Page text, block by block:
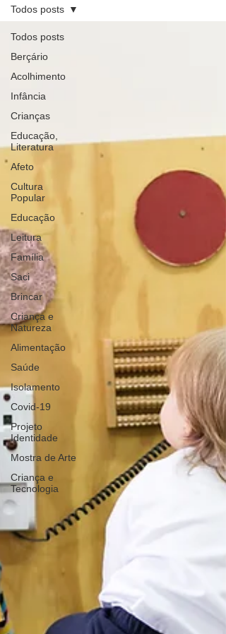
Todos posts
Berçário
Acolhimento
Infância
Crianças
Educação,
Literatura
Afeto
Cultura
Popular
Educação
Leitura
Família
Saci
Brincar
Criança e
Natureza
Alimentação
Saúde
Isolamento
Covid-19
Projeto
Identidade
Mostra de Arte
Criança e
Tecnologia
Todos posts